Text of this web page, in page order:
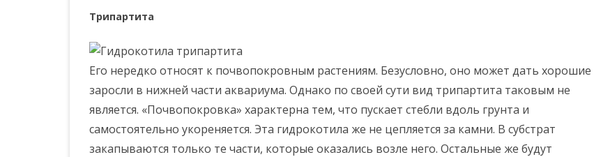
Трипартита
Его нередко относят к почвопокровным растениям. Безусловно, оно может дать хорошие
заросли в нижней части аквариума. Однако по своей сути вид трипартита таковым не
является. «Почвопокровка» характерна тем, что пускает стебли вдоль грунта и
самостоятельно укореняется. Эта гидрокотила же не цепляется за камни. В субстрат
закапываются только те части, которые оказались возле него. Остальные же будут